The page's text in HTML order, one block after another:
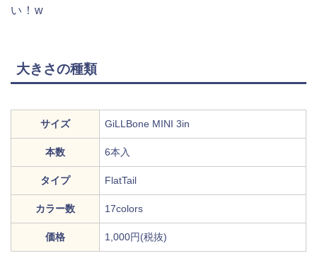
い！w
大きさの種類
サイズ GiLLBone MINI 3in
本数 6本入
タイプ FlatTail
カラー数 17colors
価格 1,000円(税抜)